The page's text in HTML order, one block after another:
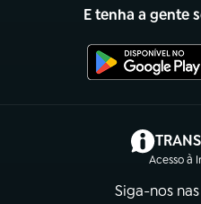
E tenha a gente
Acesso à
Siga-nos